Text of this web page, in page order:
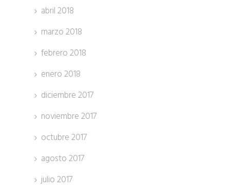
abril 2018
marzo 2018
febrero 2018
enero 2018
diciembre 2017
noviembre 2017
octubre 2017
agosto 2017
julio 2017